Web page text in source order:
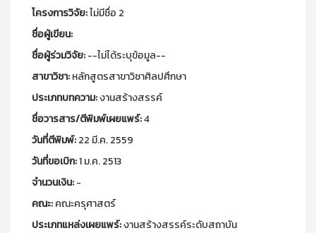
โครงการวิจัย:ไม่มีชื่อ 2
ชื่อผู้เขียน:
ชื่อผู้ร่วมวิจัย:--ไม่ได้ระบุข้อมูล--
สาขาวิชา:หลักสูตรสาขาวิชาศิลปศึกษา
ประเภทบทความ:งานสร้างสรรค์
ชื่อวารสาร/ตีพิมพ์เผยแพร์:4
วันที่ตีพิมพ์:22 มี.ค. 2559
วันที่ขอเบิก:1 ม.ค. 2513
จำนวนเงิน:-
คณะ:คณะครุศาสตร์
ประเภทแหล่งเผยแพร์:งานสร้างสรรค์ระดับสถาบัน